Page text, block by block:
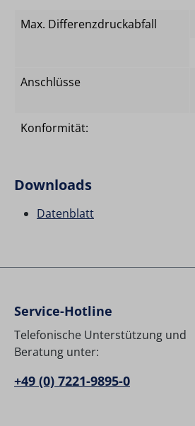
Max. Differenzdruckabfall
Anschlüsse
Konformität:
Downloads
Datenblatt
Service-Hotline
Telefonische Unterstützung und
Beratung unter:
+49 (0) 7221-9895-0